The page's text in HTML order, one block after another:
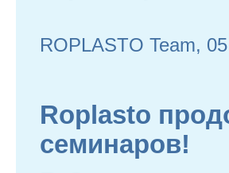
ROPLASTO Team,
Roplasto
семинаров!